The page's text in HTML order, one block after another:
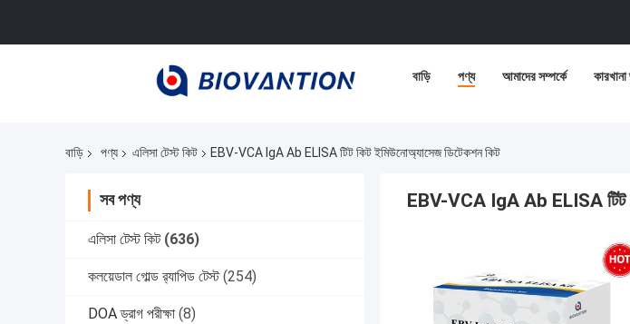
বাড়ি পণ্য আমাদের সম্পর্কে
বাড়ি পণ্য এলিসা টেস্ট কিট EBV-VCA IgA Ab ELISA টিট কিট ইমিউনোঅ্যাসেজ ডিটেকশন কিট
সব পণ্য
এলিসা টেস্ট কিট (636)
কলয়েডাল গোল্ড র‍্যাপিড টেস্ট (254)
DOA ড্রাগ পরীক্ষা (8)
EBV-VCA IgA Ab ELISA টিট